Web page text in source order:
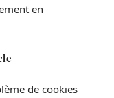
en
de cookies